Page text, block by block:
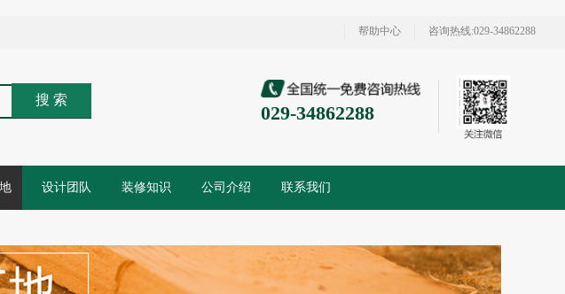
帮助中心 咨询热线:029-34862288
029-34862288
搜 索
设计团队 装修知识 公司介绍 联系我们